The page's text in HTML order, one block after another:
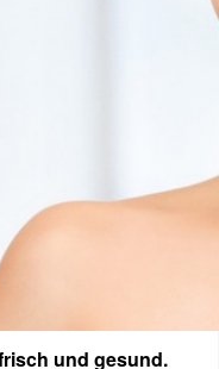
und gesund.